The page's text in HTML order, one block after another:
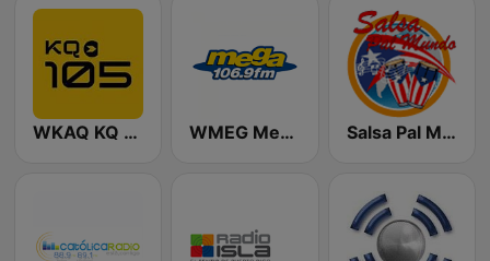
WKAQ KQ 105 WMEG Mega 106.9 FM Salsa Pal Mundo